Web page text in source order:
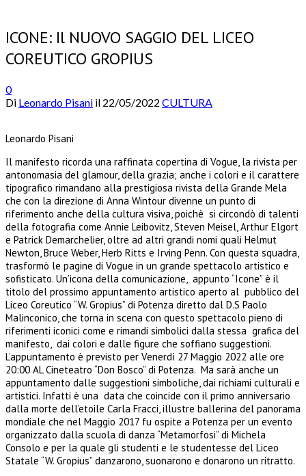
ICONE: Il NUOVO SAGGIO DEL LICEO
COREUTICO GROPIUS
0
Di Leonardo Pisani il 22/05/2022 CULTURA
Leonardo Pisani
Il manifesto ricorda una raffinata copertina di Vogue, la rivista per
antonomasia del glamour, della grazia; anche i colori e il carattere
tipografico rimandano alla prestigiosa rivista della Grande Mela
che con la direzione di Anna Wintour divenne un punto di
riferimento anche della cultura visiva, poichè si circondò di talenti
della fotografia come Annie Leibovitz, Steven Meisel, Arthur Elgort
e Patrick Demarchelier, oltre ad altri grandi nomi quali Helmut
Newton, Bruce Weber, Herb Ritts e Irving Penn. Con questa squadra,
trasformò le pagine di Vogue in un grande spettacolo artistico e
sofisticato. Un’icona della comunicazione, appunto “Icone” è il
titolo del prossimo appuntamento artistico aperto al pubblico del
Liceo Coreutico “W. Gropius” di Potenza diretto dal D.S Paolo
Malinconico, che torna in scena con questo spettacolo pieno di
riferimenti iconici come e rimandi simbolici dalla stessa grafica del
manifesto, dai colori e dalle figure che soffiano suggestioni.
L’appuntamento è previsto per Venerdì 27 Maggio 2022 alle ore
20:00 AL Cineteatro “Don Bosco” di Potenza. Ma sarà anche un
appuntamento dalle suggestioni simboliche, dai richiami culturali e
artistici. Infatti è una data che coincide con il primo anniversario
dalla morte dell’etoile Carla Fracci, illustre ballerina del panorama
mondiale che nel Maggio 2017 fu ospite a Potenza per un evento
organizzato dalla scuola di danza “Metamorfosi” di Michela
Consolo e per la quale gli studenti e le studentesse del Liceo
Statale “W. Gropius” danzarono, suonarono e donarono un ritratto.